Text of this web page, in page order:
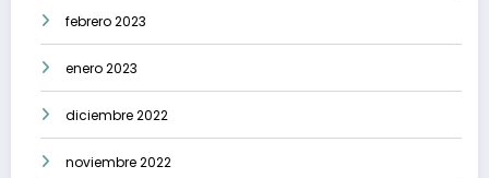
febrero 2023
enero 2023
diciembre 2022
noviembre 2022